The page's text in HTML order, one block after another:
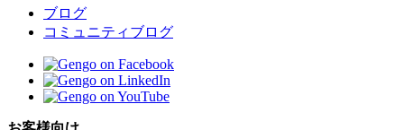
ブログ
コミュニティブログ